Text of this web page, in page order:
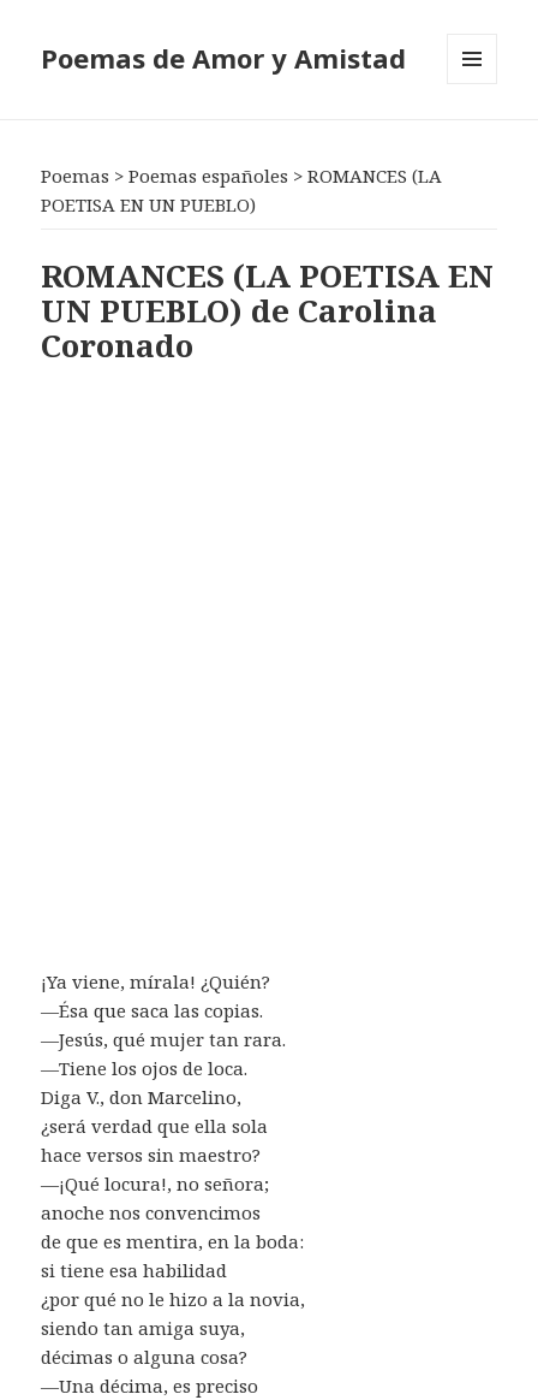
Poemas de Amor y Amistad
Poemas >Poemas españoles >ROMANCES (LA
POETISA EN UN PUEBLO)
ROMANCES (LA POETISA EN
UN PUEBLO) de Carolina
Coronado
¡Ya viene, mírala! ¿Quién?
—Ésa que saca las copias.
—Jesús, qué mujer tan rara.
—Tiene los ojos de loca.
Diga V., don Marcelino,
¿será verdad que ella sola
hace versos sin maestro?
—¡Qué locura!, no señora;
anoche nos convencimos
de que es mentira, en la boda:
si tiene esa habilidad
¿por qué no le hizo a la novia,
siendo tan amiga suya,
décimas o alguna cosa?
—Una décima, es preciso